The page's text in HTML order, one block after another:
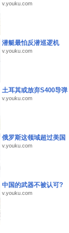
v.youku.com
潜艇最怕反潜巡逻机
v.youku.com
土耳其或放弃S400导弹
v.youku.com
俄罗斯这领域超过美国
v.youku.com
中国的武器不被认可?
v.youku.com